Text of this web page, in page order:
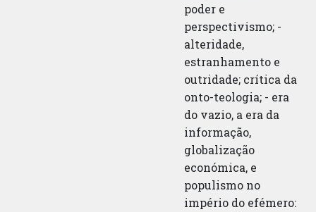
poder e
perspectivismo; -
alteridade,
estranhamento e
outridade; crítica da
onto-teologia; - era
do vazio, a era da
informação,
globalização
económica, e
populismo no
império do efémero: